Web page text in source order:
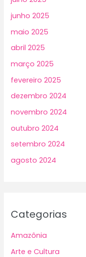
junho 2025
maio 2025
abril 2025
março 2025
fevereiro 2025
dezembro 2024
novembro 2024
outubro 2024
setembro 2024
agosto 2024
Categorias
Amazônia
Arte e Cultura